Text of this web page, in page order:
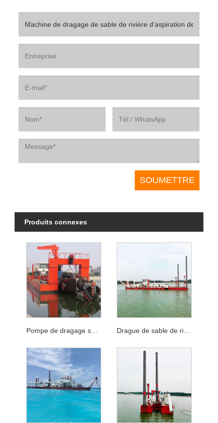
Produits connexes
Pompe de dragage submersible pour une machine à drague d'aspiration de couteau de 25 m de profondeur